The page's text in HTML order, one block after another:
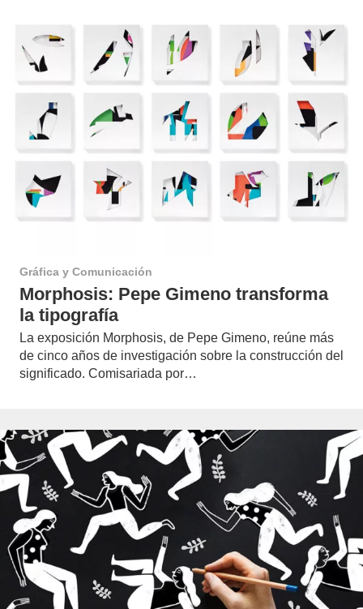
Gráfica y Comunicación
Morphosis: Pepe Gimeno transforma
la tipografía
La exposición Morphosis, de Pepe Gimeno, reúne más
de cinco años de investigación sobre la construcción del
significado. Comisariada por…